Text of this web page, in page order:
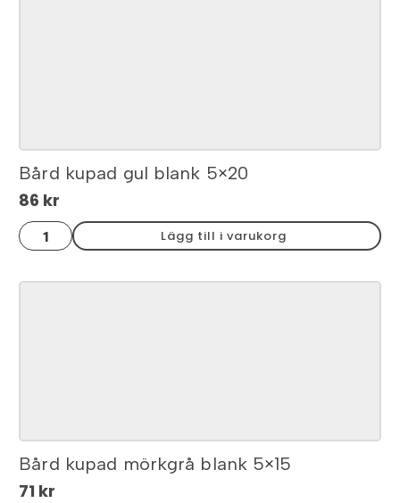
Bård kupad gul blank 5×20
86 kr
Bård
kupad
gul
5x20
Lägg till i varukorg
Bård kupad mörkgrå blank 5×15
71 kr